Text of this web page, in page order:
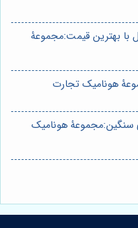
با بهترین قیمت:مجموعۀ
سنگین:مجموعۀ هونامیک